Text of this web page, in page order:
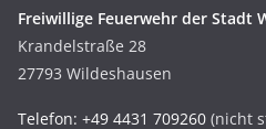
Freiwillige Feuerwehr der Stadt
Krandelstraße 28
27793 Wildeshausen
Telefon: +49 4431 709260 (nicht